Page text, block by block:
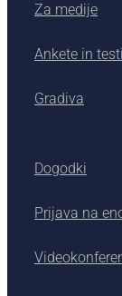
Za medije
Ankete in testi
Gradiva
Dogodki
Prijava na